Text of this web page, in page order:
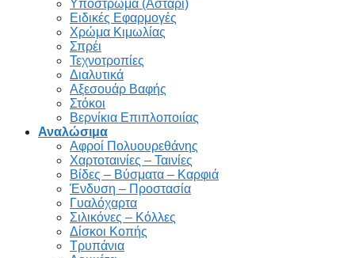
Υπόστρωμα (Αστάρι)
Ειδικές Εφαρμογές
Χρώμα Κιμωλίας
Σπρέι
Τεχνοτροπίες
Διαλυτικά
Αξεσουάρ Βαφής
Στόκοι
Βερνίκια Επιπλοποιίας
Αναλώσιμα
Αφροί Πολυουρεθάνης
Χαρτοταινίες – Ταινίες
Βίδες – Βύσματα – Καρφιά
Ένδυση – Προστασία
Γυαλόχαρτα
Σιλικόνες – Κόλλες
Δίσκοι Κοπής
Τρυπάνια